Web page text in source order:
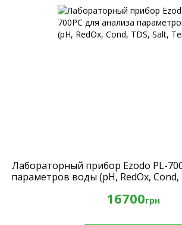
Лабораторный прибор Ezodo PL-
параметров воды (рН, RedOx, Cond,
16700грн